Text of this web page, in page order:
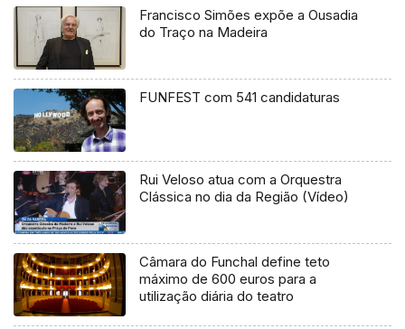
Francisco Simões expõe a Ousadia
do Traço na Madeira
FUNFEST com 541 candidaturas
Rui Veloso atua com a Orquestra
Clássica no dia da Região (Vídeo)
Câmara do Funchal define teto
máximo de 600 euros para a
utilização diária do teatro